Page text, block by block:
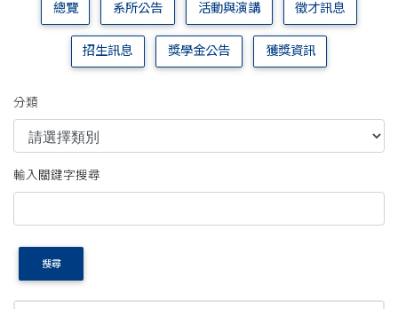
總覽 系所公告 活動與演講 徵才訊息
招生訊息 獎學金公告 獲獎資訊
分類
輸入關鍵字搜尋
搜尋